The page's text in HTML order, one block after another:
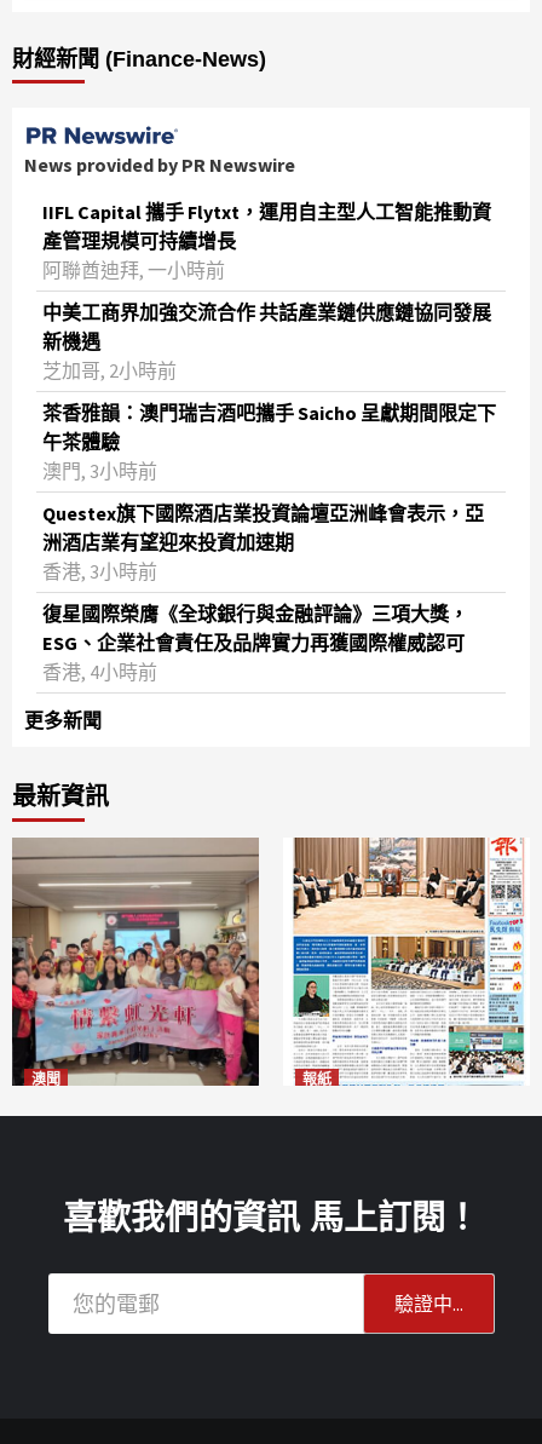
財經新聞 (Finance-News)
News provided by PR Newswire
IIFL Capital 攜手 Flytxt，運用自主型人工智能推動資
產管理規模可持續增長
阿聯酋迪拜, 一小時前
中美工商界加強交流合作 共話產業鏈供應鏈協同發展
新機遇
芝加哥, 2小時前
茶香雅韻：澳門瑞吉酒吧攜手 Saicho 呈獻期間限定下
午茶體驗
澳門, 3小時前
Questex旗下國際酒店業投資論壇亞洲峰會表示，亞
洲酒店業有望迎來投資加速期
香港, 3小時前
復星國際榮膺《全球銀行與金融評論》三項大獎，
ESG、企業社會責任及品牌實力再獲國際權威認可
香港, 4小時前
更多新聞
最新資訊
澳聞 報紙
喜歡我們的資訊 馬上訂閱！